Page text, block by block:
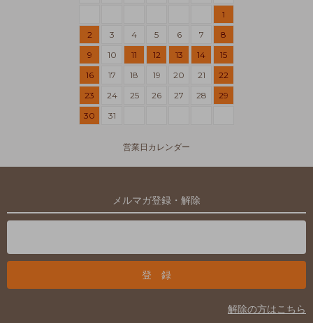
1
2
3 4 5 6 7
8
9
10 11 12 13 14
15
16
17 18 19 20 21
22
23
24 25 26 27 28
29
30
31
営業日カレンダー
メルマガ登録・解除
解除の方はこちら